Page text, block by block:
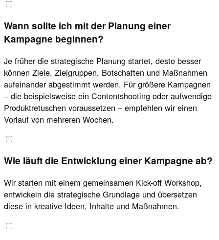
Wann sollte ich mit der Planung einer
Kampagne beginnen?
Je früher die strategische Planung startet, desto besser
können Ziele, Zielgruppen, Botschaften und Maßnahmen
aufeinander abgestimmt werden. Für größere Kampagnen
– die beispielsweise ein Contentshooting oder aufwendige
Produktretuschen voraussetzen – empfehlen wir einen
Vorlauf von mehreren Wochen.
Wie läuft die Entwicklung einer Kampagne ab?
Wir starten mit einem gemeinsamen Kick-off Workshop,
entwickeln die strategische Grundlage und übersetzen
diese in kreative Ideen, Inhalte und Maßnahmen.